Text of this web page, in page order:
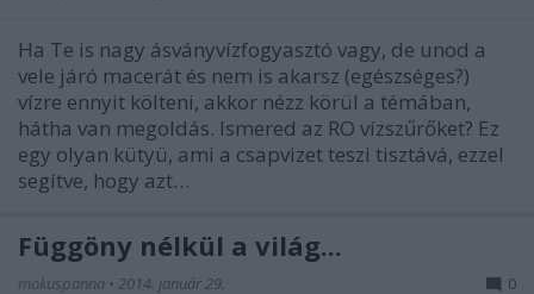
Ha Te is nagy ásványvízfogyasztó vagy, de unod a
vele járó macerát és nem is akarsz (egészséges?)
vízre ennyit költeni, akkor nézz körül a témában,
hátha van megoldás. Ismered az RO vízszűrőket? Ez
egy olyan kütyü, ami a csapvizet teszi tisztává, ezzel
segítve, hogy azt…
Függöny nélkül a világ...
mokuspanna • 2014. január 29. 0